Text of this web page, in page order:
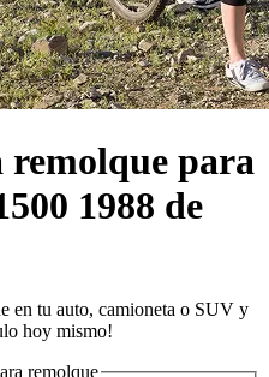
remolque para
1988 de
en tu auto, camioneta o SUV y
hoy mismo!
remolque